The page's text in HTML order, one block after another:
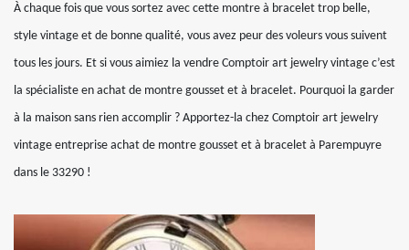
À chaque fois que vous sortez avec cette montre à bracelet trop belle,
style vintage et de bonne qualité, vous avez peur des voleurs vous suivent
tous les jours. Et si vous aimiez la vendre Comptoir art jewelry vintage c’est
la spécialiste en achat de montre gousset et à bracelet. Pourquoi la garder
à la maison sans rien accomplir ? Apportez-la chez Comptoir art jewelry
vintage entreprise achat de montre gousset et à bracelet à Parempuyre
dans le 33290 !